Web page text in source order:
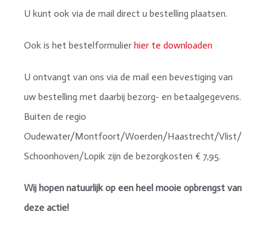
U kunt ook via de mail direct u bestelling plaatsen.
Ook is het bestelformulier hier te downloaden
U ontvangt van ons via de mail een bevestiging van
uw bestelling met daarbij bezorg- en betaalgegevens.
Buiten de regio
Oudewater/Montfoort/Woerden/Haastrecht/Vlist/
Schoonhoven/Lopik zijn de bezorgkosten € 7,95.
Wij hopen natuurlijk op een heel mooie opbrengst van
deze actie!